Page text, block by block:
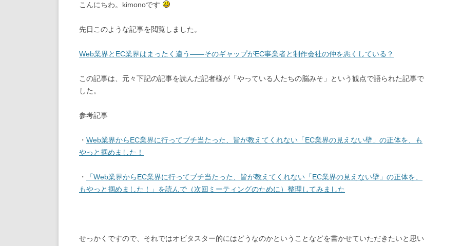
こんにちわ。kimonoです
先日このような記事を閲覧しました。
Web業界とEC業界はまったく違う――そのギャップがEC事業者と制作会社の仲を悪くしている？
この記事は、元々下記の記事を読んだ記者様が「やっている人たちの脳みそ」という観点で語られた記事で
した。
参考記事
・ Web業界からEC業界に行ってブチ当たった、皆が教えてくれない「EC業界の見えない壁」の正体を、も
やっと掴めました！
・
「Web業界からEC業界に行ってブチ当たった、皆が教えてくれない「EC業界の見えない壁」の正体を、
もやっと掴めました！」を読んで（次回ミーティングのために）整理してみました
せっかくですので、それではオビタスター的にはどうなのかということなどを書かせていただきたいと思い